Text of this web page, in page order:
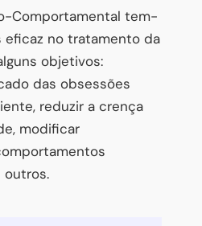
Comportamental tem-
eficaz no tratamento da
objetivos:
das obsessões
reduzir a crença
modificar
outros.